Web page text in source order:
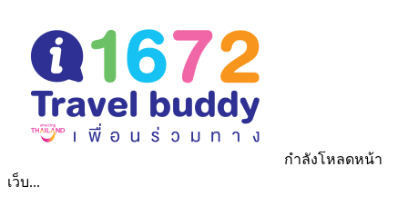
กำลังโหลดหน้า
เว็บ...